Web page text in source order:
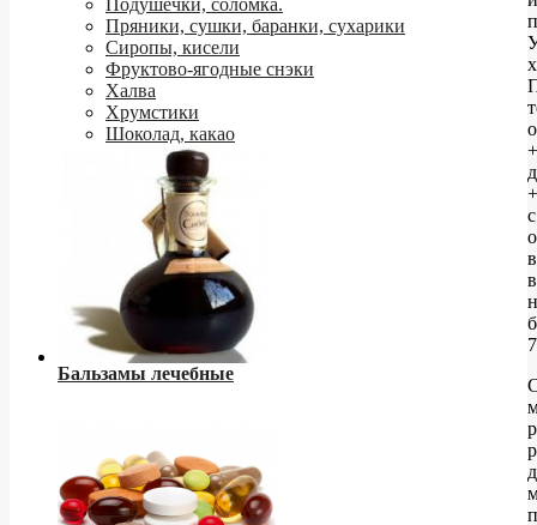
Пряники, сушки, баранки, сухарики
Сиропы, кисели
Фруктово-ягодные снэки
Халва
Хрумстики
Шоколад, какао
Бальзамы лечебные
с